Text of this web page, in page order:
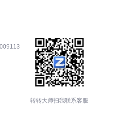
转转大师扫我联系客服